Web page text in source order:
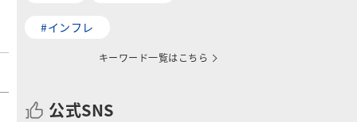
#インフレ
キーワード一覧はこちら
公式SNS